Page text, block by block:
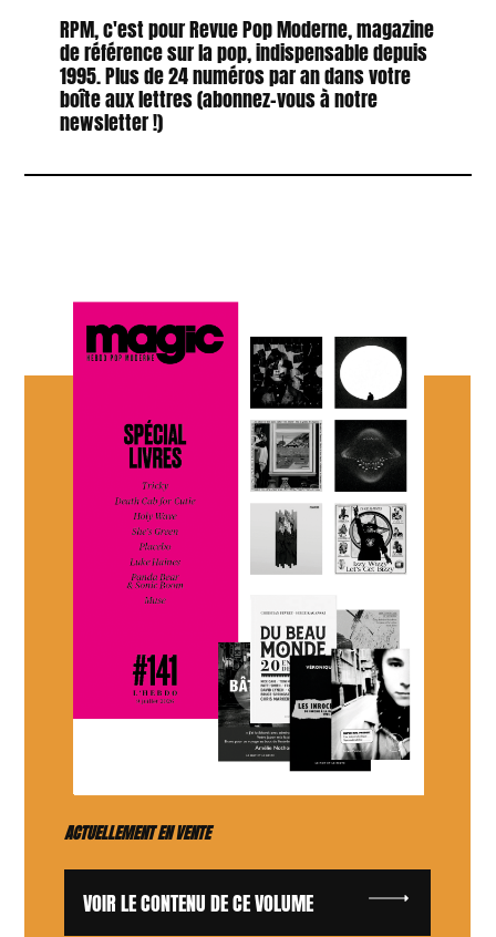
RPM, c'est pour Revue Pop Moderne, magazine
de référence sur la pop, indispensable depuis
1995. Plus de 24 numéros par an dans votre
boîte aux lettres (abonnez-vous à notre
newsletter !)
ACTUELLEMENT EN VENTE
VOIR LE CONTENU DE CE VOLUME